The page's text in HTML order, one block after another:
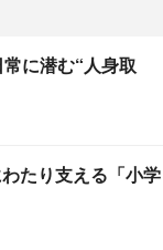
に潜む“人身取
たり支える「小学